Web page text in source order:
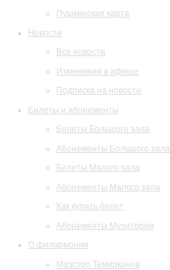
Пушкинская карта
Новости
Все новости
Изменения в афише
Подписка на новости
Билеты и абонементы
Билеты Большого зала
Абонементы Большого зала
Билеты Малого зала
Абонементы Малого зала
Как купить билет
Абонементы Музитория
О филармонии
Маэстро Темирканов